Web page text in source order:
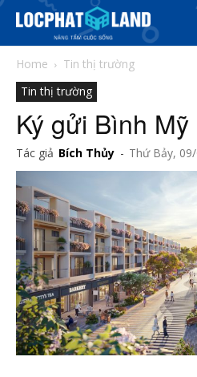
Search
5/5(2 Reviews)
Phiên bản cập
& tìm kiếm nhanh chóng
Home
Tin thị trường
Tin thị trường
Ký gửi Bình
Tác giả Bích Thủy - Thứ Bảy,